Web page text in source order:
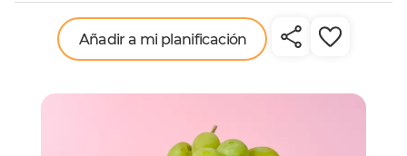
Añadir a mi planificación